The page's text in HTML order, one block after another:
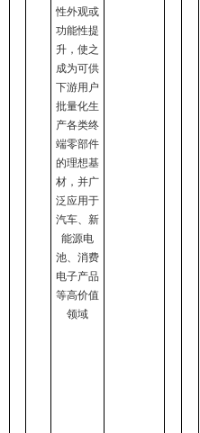
性外观或
功能性提
升，使之
成为可供
下游用户
批量化生
产各类终
端零部件
的理想基
材，并广
泛应用于
汽车、新
能源电
池、消费
电子产品
等高价值
领域